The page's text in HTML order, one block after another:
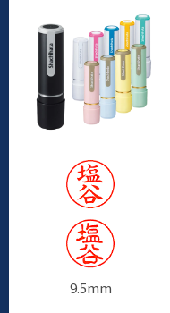
9.5mm